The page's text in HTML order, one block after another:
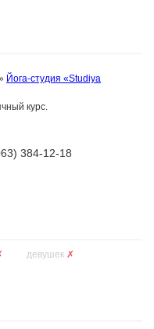
Йога-студия «Studiya
курс.
384-12-18
девушек ✗